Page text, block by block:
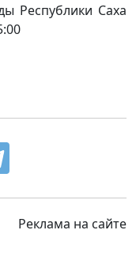
Республики Саха
Реклама на сайте